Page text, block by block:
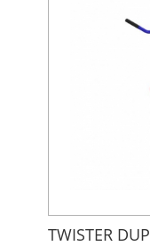
TWISTER